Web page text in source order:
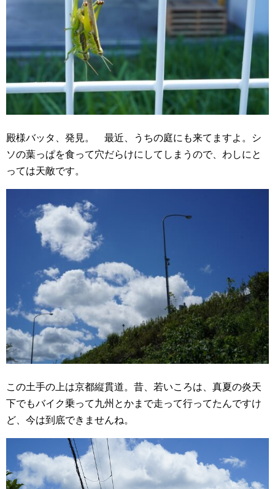
殿様バッタ、発見。 最近、うちの庭にも来てますよ。シ
ソの葉っぱを食って穴だらけにしてしまうので、わしにと
っては天敵です。
この土手の上は京都縦貫道。昔、若いころは、真夏の炎天
下でもバイク乗って九州とかまで走って行ってたんですけ
ど、今は到底できませんね。